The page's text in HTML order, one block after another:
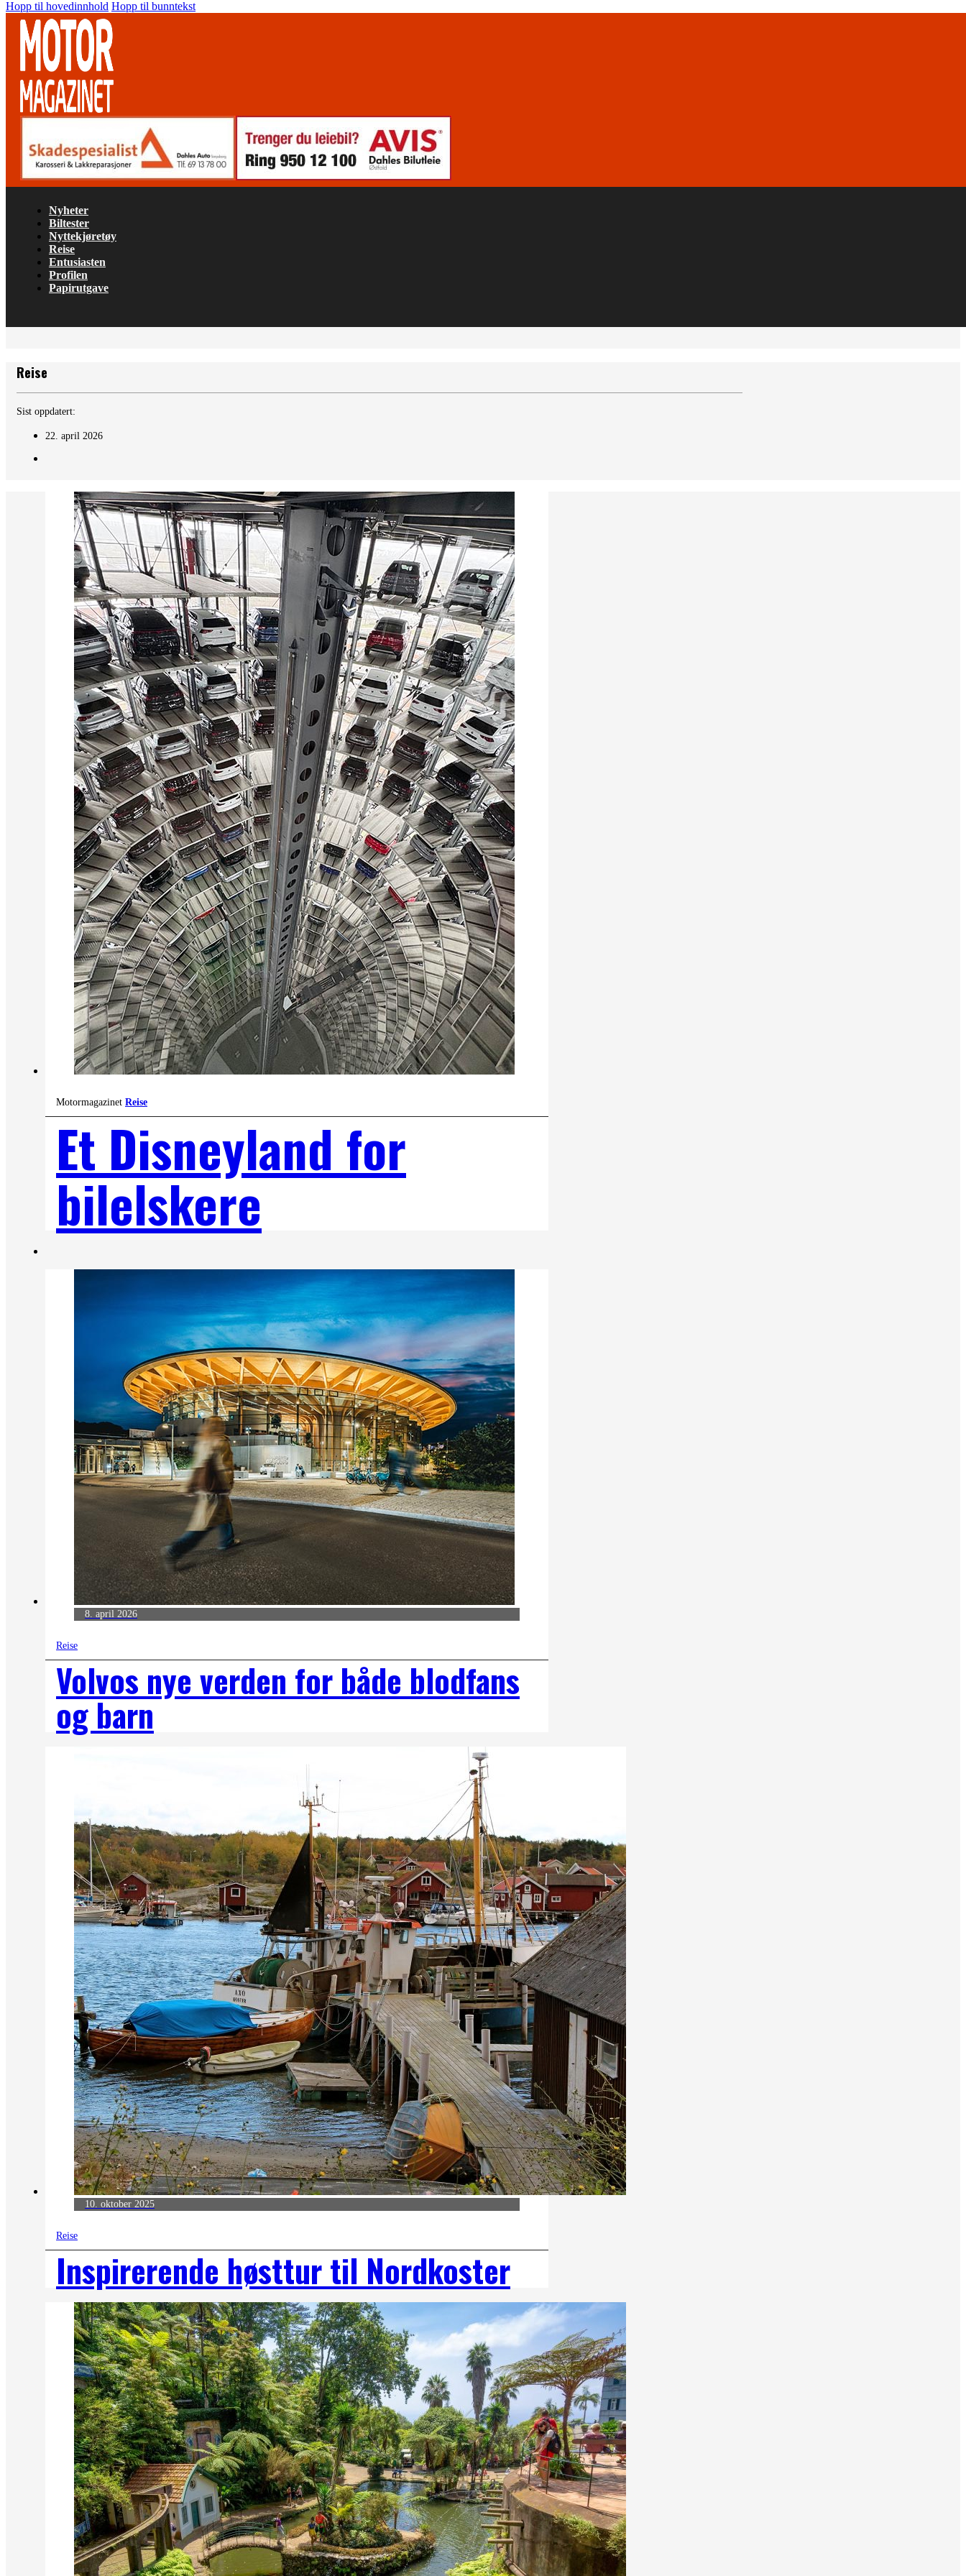
Hopp til hovedinnhold Hopp til bunntekst
Nyheter
Biltester
Nyttekjøretøy
Reise
Entusiasten
Profilen
Papirutgave
Reise
Sist oppdatert:
22. april 2026
Motormagazinet Reise
Et Disneyland for
bilelskere
8. april 2026
Reise
Volvos nye verden for både blodfans
og barn
10. oktober 2025
Reise
Inspirerende høsttur til Nordkoster